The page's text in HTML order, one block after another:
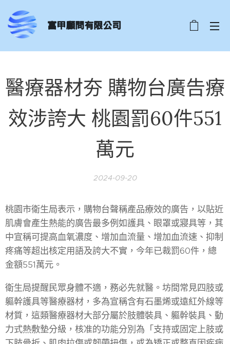
富甲顧問有限公司
醫療器材夯 購物台廣告療
效涉誇大 桃園罰60件551
萬元
2024-09-20
桃園市衛生局表示，購物台聲稱產品療效的廣告，以貼近
肌膚會產生熱能的廣告最多例如護具、眼罩或寢具等，其
中宣稱可提高血氧濃度、增加血流量、增加血流速、抑制
疼痛等超出核定用語及誇大不實，今年已裁罰60件，總
金額551萬元。
衛生局提醒民眾身體不適，務必先就醫。坊間常見四肢或
軀幹護具等醫療器材，多為宣稱含有石墨烯或遠紅外線等
材質，這類醫療器材大部分屬於肢體裝具、軀幹裝具、動
力式熱敷墊分級，核准的功能分別為「支持或固定上肢或